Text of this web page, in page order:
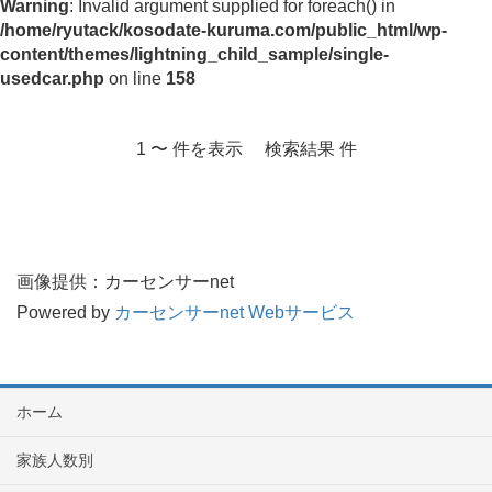
Warning: Invalid argument supplied for foreach() in
/home/ryutack/kosodate-kuruma.com/public_html/wp-
content/themes/lightning_child_sample/single-
usedcar.php on line 158
1 〜 件を表示 検索結果 件
画像提供：カーセンサーnet
Powered by カーセンサーnet Webサービス
ホーム
家族人数別